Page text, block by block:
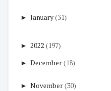
► January(31)
► 2022 (197)
► December(18)
► November(30)